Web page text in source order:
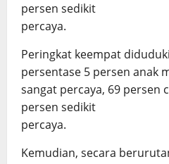
persen sedikit
percaya.
Peringkat keempat
persentase 5 persen anak
sangat percaya, 69 persen
persen sedikit
percaya.
Kemudian, secara